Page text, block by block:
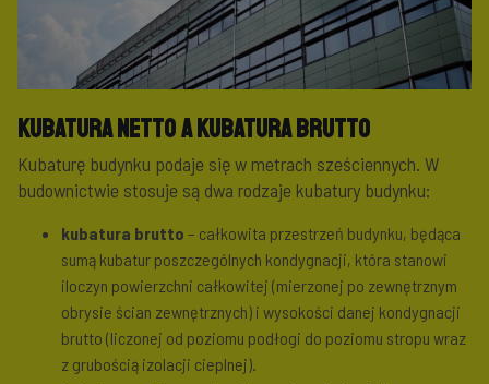
Kubatura netto a kubatura brutto
Kubaturę budynku podaje się w metrach sześciennych. W
budownictwie stosuje są dwa rodzaje kubatury budynku:
kubatura brutto – całkowita przestrzeń budynku, będąca
sumą kubatur poszczególnych kondygnacji, która stanowi
iloczyn powierzchni całkowitej (mierzonej po zewnętrznym
obrysie ścian zewnętrznych) i wysokości danej kondygnacji
brutto (liczonej od poziomu podłogi do poziomu stropu wraz
z grubością izolacji cieplnej).